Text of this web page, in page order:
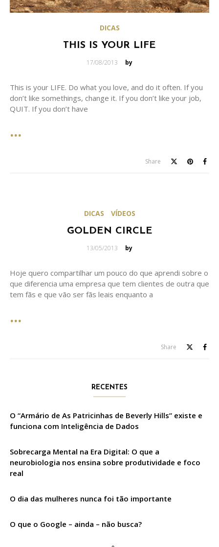
DICAS
THIS IS YOUR LIFE
Posted
17/08/2013 by
This is your LIFE. Do what you love, and do it often. If you
don’t like somethings, change it. If you don’t like your job,
QUIT. If you don’t have
Share
DICAS VÍDEOS
GOLDEN CIRCLE
Posted
13/05/2013 by
Hoje quero compartilhar um pouco do que aprendi sobre o
que diferencia uma empresa que tem clientes de outra que
tem fãs e que vão ser fãs leais enquanto a
Share
RECENTES
O “Armário de As Patricinhas de Beverly Hills” existe e
funciona com Inteligência de Dados
Sobrecarga Mental na Era Digital: O que a
neurobiologia nos ensina sobre produtividade e foco
real
O dia das mulheres nunca foi tão importante
O que o Google – ainda – não busca?